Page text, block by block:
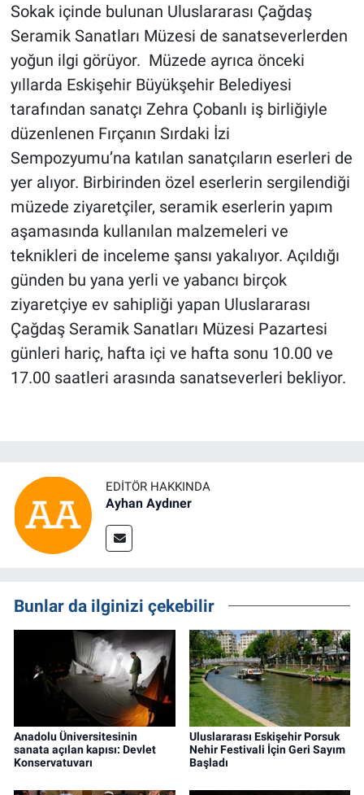
Sokak içinde bulunan Uluslararası Çağdaş
Seramik Sanatları Müzesi de sanatseverlerden
yoğun ilgi görüyor. Müzede ayrıca önceki
yıllarda Eskişehir Büyükşehir Belediyesi
tarafından sanatçı Zehra Çobanlı iş birliğiyle
düzenlenen Fırçanın Sırdaki İzi
Sempozyumu’na katılan sanatçıların eserleri de
yer alıyor. Birbirinden özel eserlerin sergilendiği
müzede ziyaretçiler, seramik eserlerin yapım
aşamasında kullanılan malzemeleri ve
teknikleri de inceleme şansı yakalıyor. Açıldığı
günden bu yana yerli ve yabancı birçok
ziyaretçiye ev sahipliği yapan Uluslararası
Çağdaş Seramik Sanatları Müzesi Pazartesi
günleri hariç, hafta içi ve hafta sonu 10.00 ve
17.00 saatleri arasında sanatseverleri bekliyor.
EDITÖR HAKKINDA
Ayhan Aydıner
Bunlar da ilginizi çekebilir
Anadolu Üniversitesinin
sanata açılan kapısı: Devlet
Konservatuvarı
Uluslararası Eskişehir Porsuk
Nehir Festivali İçin Geri Sayım
Başladı